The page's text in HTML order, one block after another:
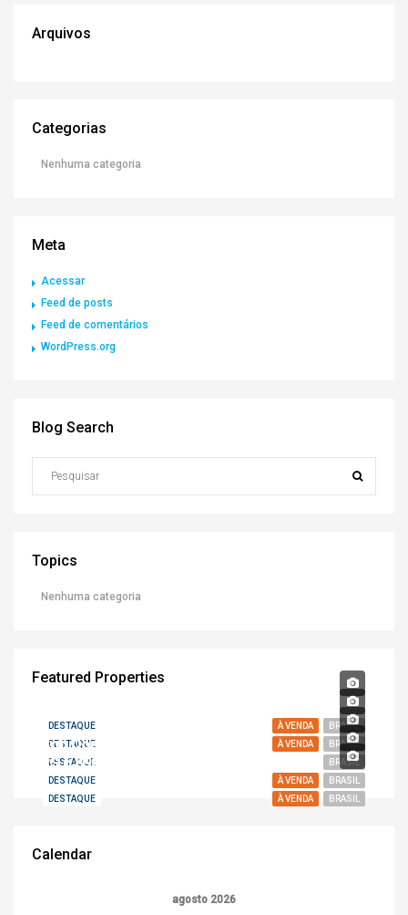
Arquivos
Categorias
Nenhuma categoria
Meta
Acessar
Feed de posts
Feed de comentários
WordPress.org
Blog Search
Topics
Nenhuma categoria
Featured Properties
DESTAQUE À VENDA
BRASIL
DESTAQUE
À VENDA
BRASIL
DESTAQUE
BRASIL
DESTAQUE
À VENDA BRASIL
Sob Consulta
DESTAQUE À VENDA BRASIL
R$ 6.890.000,00
Calendar
agosto 2026